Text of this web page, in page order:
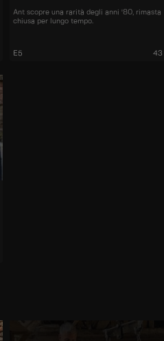
Ant scopre una rarità degli anni '80, rimasta
chiusa per lungo tempo.
E5 43